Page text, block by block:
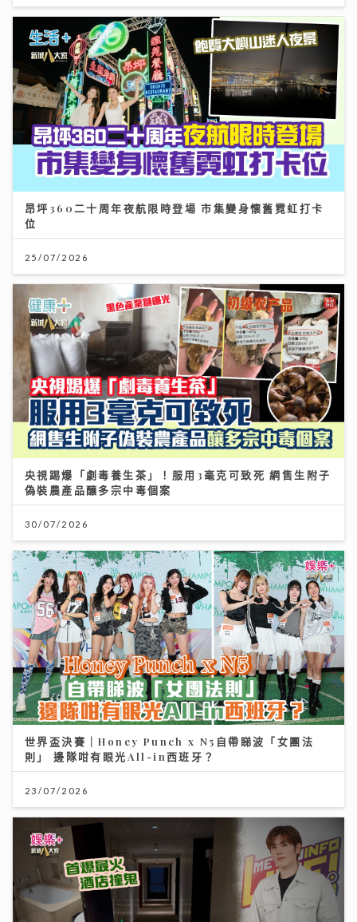
昂坪360二十周年夜航限時登場 市集變身懷舊霓虹打卡
位
25/07/2026
央視踢爆「劇毒養生茶」！服用3毫克可致死 網售生附子
偽裝農產品釀多宗中毒個案
30/07/2026
世界盃決賽｜Honey Punch x N5自帶睇波「女團法
則」 邊隊咁有眼光All-in西班牙？
23/07/2026